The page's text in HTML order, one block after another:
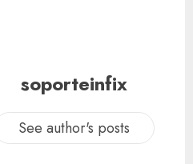
soporteinfix
See author's posts